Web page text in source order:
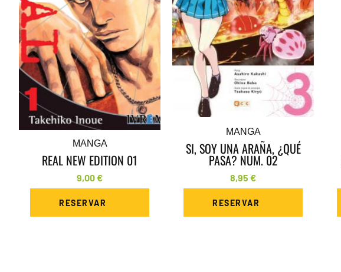
MANGA
REAL NEW EDITION 01
9,00€
RESERVAR
MANGA
SI, SOY UNA ARAÑA, ¿QUÉ
PASA? NUM. 02
8,95 €
RESERVAR